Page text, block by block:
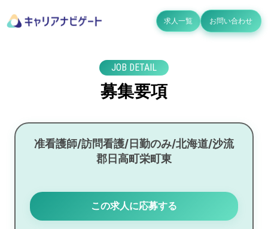
求人一覧 お問い合わせ
JOB DETAIL
募集要項
准看護師/訪問看護/日勤のみ/北海道/沙流
郡日高町栄町東
この求人に応募する